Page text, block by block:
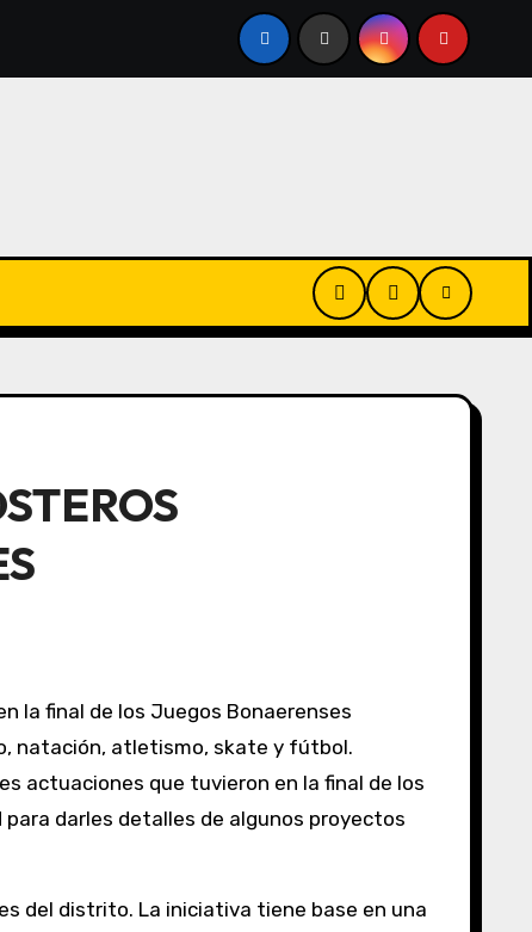
LA RED SUBE: ELIMINARON EL DESCUENTO DEL 50%
la final de los Juegos Bonaerenses
natación, atletismo, skate y fútbol.
darles detalles de algunos proyectos
del distrito. La iniciativa tiene base en una